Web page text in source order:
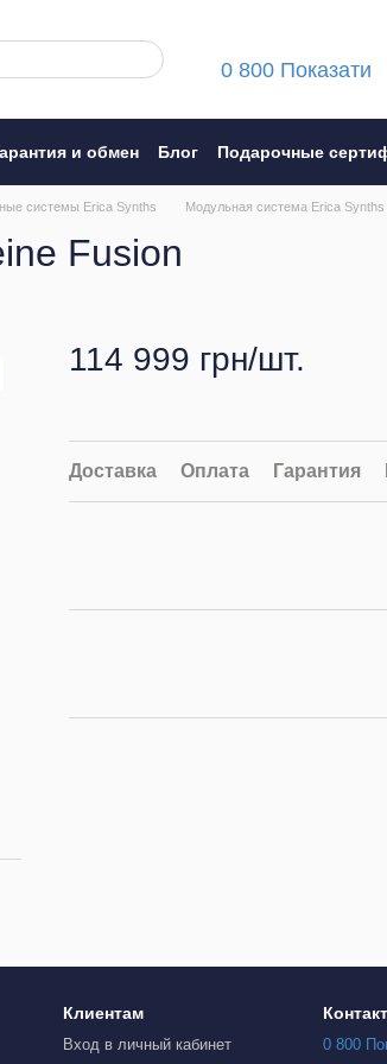
0 800 Показати
и обмен Блог Подарочные
системы Erica Synths Модульная система Erica
Fusion
114 999 грн/шт.
Доставка Оплата Гарантия
Клиентам
Вход в личный кабинет 0 800